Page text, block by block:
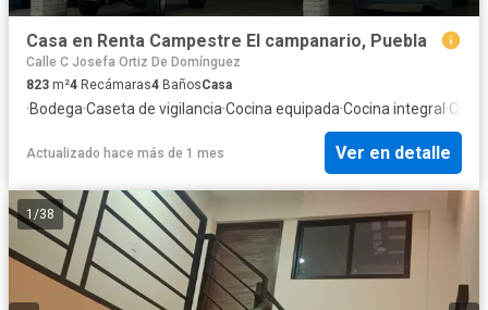
Casa en Renta Campestre El campanario, Puebla
Calle C Josefa Ortiz De Domínguez
823 m²4 Recámaras4 BañosCasa
·Bodega·Caseta de vigilancia·Cocina equipada·Cocina integral ·
Actualizado hace más de 1 mes Ver en detalle
1 /38